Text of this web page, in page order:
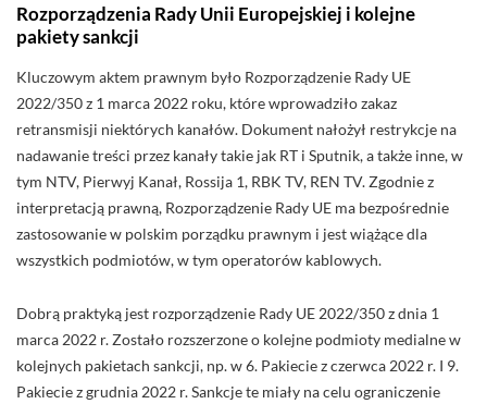
Rozporządzenia Rady Unii Europejskiej i kolejne
pakiety sankcji
Kluczowym aktem prawnym było Rozporządzenie Rady UE
2022/350 z 1 marca 2022 roku, które wprowadziło zakaz
retransmisji niektórych kanałów. Dokument nałożył restrykcje na
nadawanie treści przez kanały takie jak RT i Sputnik, a także inne, w
tym NTV, Pierwyj Kanał, Rossija 1, RBK TV, REN TV. Zgodnie z
interpretacją prawną, Rozporządzenie Rady UE ma bezpośrednie
zastosowanie w polskim porządku prawnym i jest wiążące dla
wszystkich podmiotów, w tym operatorów kablowych.
Dobrą praktyką jest rozporządzenie Rady UE 2022/350 z dnia 1
marca 2022 r. Zostało rozszerzone o kolejne podmioty medialne w
kolejnych pakietach sankcji, np. w 6. Pakiecie z czerwca 2022 r. I 9.
Pakiecie z grudnia 2022 r. Sankcje te miały na celu ograniczenie